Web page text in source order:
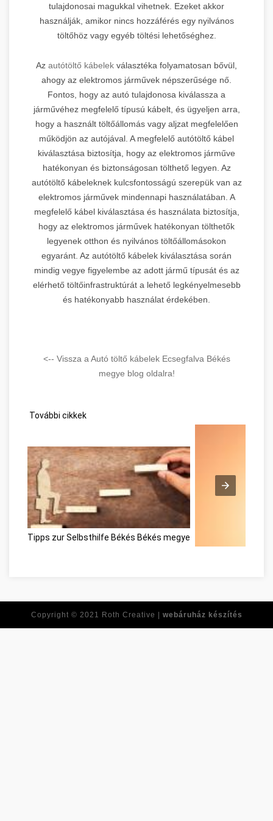
tulajdonosai magukkal vihetnek. Ezeket akkor
használják, amikor nincs hozzáférés egy nyilvános
töltőhöz vagy egyéb töltési lehetőséghez.
Az autótöltő kábelek választéka folyamatosan bővül,
ahogy az elektromos járművek népszerűsége nő.
Fontos, hogy az autó tulajdonosa kiválassza a
járművéhez megfelelő típusú kábelt, és ügyeljen arra,
hogy a használt töltőállomás vagy aljzat megfelelően
működjön az autójával. A megfelelő autótöltő kábel
kiválasztása biztosítja, hogy az elektromos járműve
hatékonyan és biztonságosan tölthető legyen. Az
autótöltő kábeleknek kulcsfontosságú szerepük van az
elektromos járművek mindennapi használatában. A
megfelelő kábel kiválasztása és használata biztosítja,
hogy az elektromos járművek hatékonyan tölthetők
legyenek otthon és nyilvános töltőállomásokon
egyaránt. Az autótöltő kábelek kiválasztása során
mindig vegye figyelembe az adott jármű típusát és az
elérhető töltőinfrastruktúrát a lehető legkényelmesebb
és hatékonyabb használat érdekében.
<-- Vissza a Autó töltő kábelek Ecsegfalva Békés
megye blog oldalra!
További cikkek
Tipps zur Selbsthilfe Békés Békés megye
Copyright © 2021 Roth Creative | webáruház készítés